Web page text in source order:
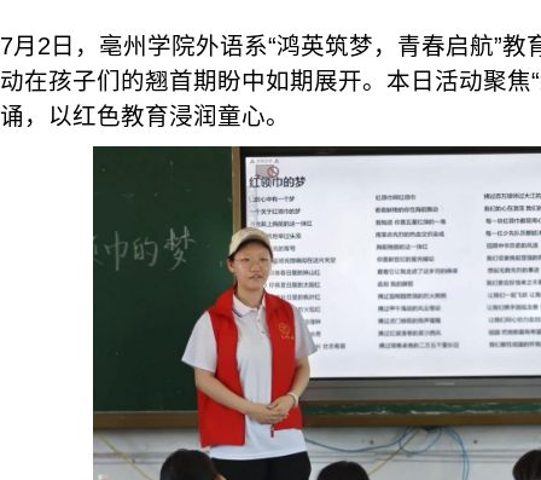
7月2日，亳州学院外语系“鸿英筑梦，青春启航”教
动在孩子们的翘首期盼中如期展开。本日活动聚焦
诵，以红色教育浸润童心。